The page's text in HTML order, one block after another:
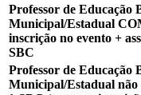
Professor de Educação
Municipal/Estadual
inscrição no evento +
SBC
Professor de Educação
Municipal/Estadual não